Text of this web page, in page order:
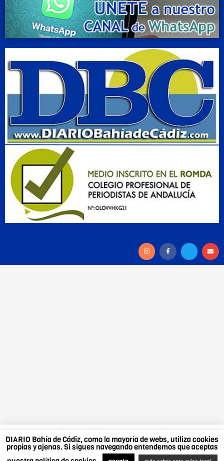
DIARIO Bahía de Cádiz, como la mayoría de webs, utiliza cookies
propias y ajenas. Si sigues navegando entendemos que aceptas
DIARIO Bahía de Cádiz, como la mayoría de webs,
utiliza cookies propias y ajenas. Si sigues navegando
entendemos que aceptas nuestra política de cookies.